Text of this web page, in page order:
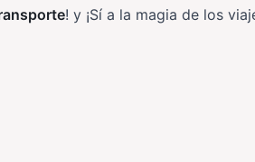
! y ¡Sí a la magia de los